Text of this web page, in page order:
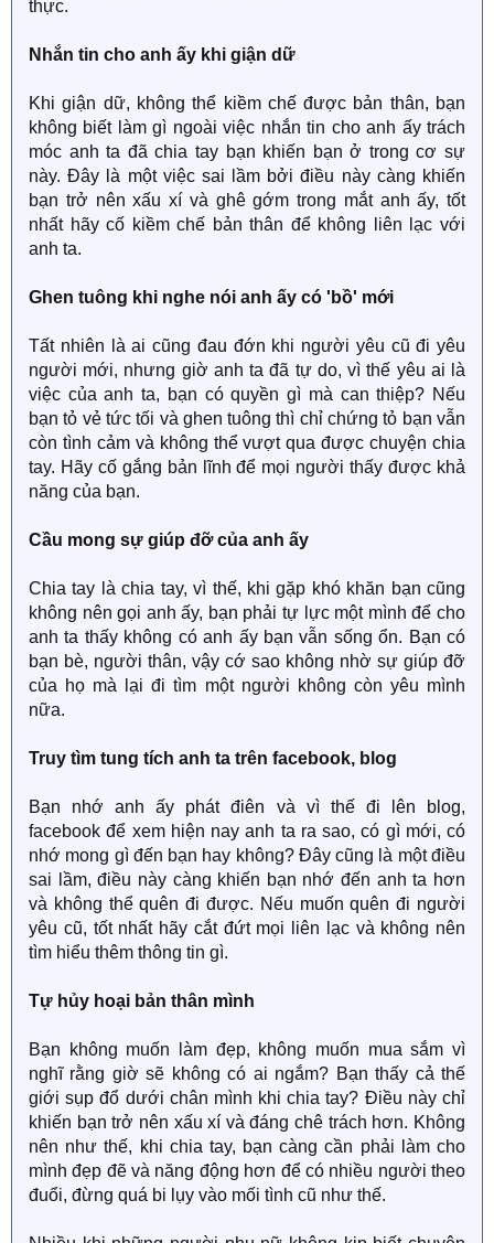
thực.
Nhắn tin cho anh ấy khi giận dữ
Khi giận dữ, không thể kiềm chế được bản thân, bạn
không biết làm gì ngoài việc nhắn tin cho anh ấy trách
móc anh ta đã chia tay bạn khiến bạn ở trong cơ sự
này. Đây là một việc sai lầm bởi điều này càng khiến
bạn trở nên xấu xí và ghê gớm trong mắt anh ấy, tốt
nhất hãy cố kiềm chế bản thân để không liên lạc với
anh ta.
Ghen tuông khi nghe nói anh ấy có 'bồ' mới
Tất nhiên là ai cũng đau đớn khi người yêu cũ đi yêu
người mới, nhưng giờ anh ta đã tự do, vì thế yêu ai là
việc của anh ta, bạn có quyền gì mà can thiệp? Nếu
bạn tỏ vẻ tức tối và ghen tuông thì chỉ chứng tỏ bạn vẫn
còn tình cảm và không thể vượt qua được chuyện chia
tay. Hãy cố gắng bản lĩnh để mọi người thấy được khả
năng của bạn.
Cầu mong sự giúp đỡ của anh ấy
Chia tay là chia tay, vì thế, khi gặp khó khăn bạn cũng
không nên gọi anh ấy, bạn phải tự lực một mình để cho
anh ta thấy không có anh ấy bạn vẫn sống ổn. Bạn có
bạn bè, người thân, vậy cớ sao không nhờ sự giúp đỡ
của họ mà lại đi tìm một người không còn yêu mình
nữa.
Truy tìm tung tích anh ta trên facebook, blog
Bạn nhớ anh ấy phát điên và vì thế đi lên blog,
facebook để xem hiện nay anh ta ra sao, có gì mới, có
nhớ mong gì đến bạn hay không? Đây cũng là một điều
sai lầm, điều này càng khiến bạn nhớ đến anh ta hơn
và không thể quên đi được. Nếu muốn quên đi người
yêu cũ, tốt nhất hãy cắt đứt mọi liên lạc và không nên
tìm hiểu thêm thông tin gì.
Tự hủy hoại bản thân mình
Bạn không muốn làm đẹp, không muốn mua sắm vì
nghĩ rằng giờ sẽ không có ai ngắm? Bạn thấy cả thế
giới sụp đổ dưới chân mình khi chia tay? Điều này chỉ
khiến bạn trở nên xấu xí và đáng chê trách hơn. Không
nên như thế, khi chia tay, bạn càng cần phải làm cho
mình đẹp đẽ và năng động hơn để có nhiều người theo
đuổi, đừng quá bi lụy vào mối tình cũ như thế.